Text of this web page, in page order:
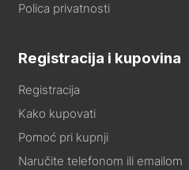
Polica privatnosti
Registracija i kupovina
Registracija
Kako kupovati
Pomoć pri kupnji
Naručite telefonom ili emailom